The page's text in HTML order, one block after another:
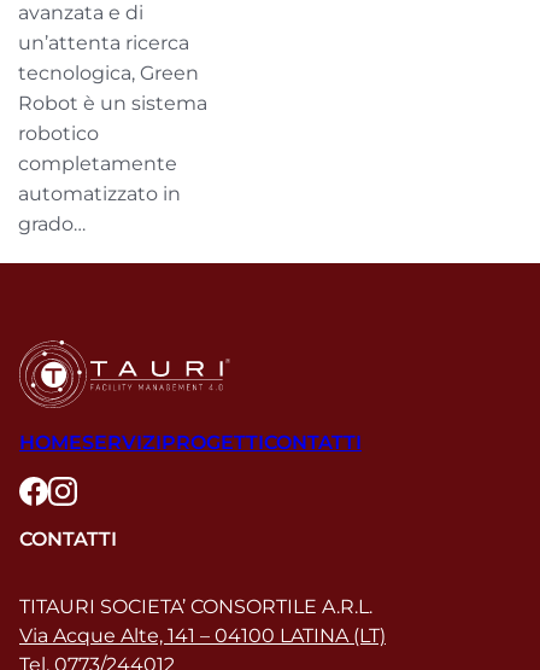
avanzata e di
un’attenta ricerca
tecnologica, Green
Robot è un sistema
robotico
completamente
automatizzato in
grado…
HOMESERVIZIPROGETTICONTATTI
CONTATTI
TITAURI SOCIETA’ CONSORTILE A.R.L.
Via Acque Alte, 141 – 04100 LATINA (LT)
Tel. 0773/244012